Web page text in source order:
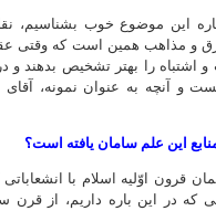
این موضوع خوب بشناسیم،
و مذاهب همین است که وقتی
را بهتر تشخیص بدهند و
آنچه به عنوان نمونه، آقای
این علم سامان یافته است؟
قرون اوّلیه اسلام با
که در این باره داریم، از